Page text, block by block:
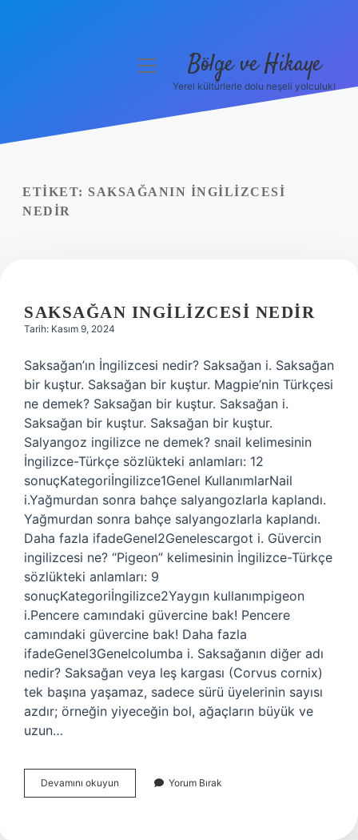
Yasal Uyarı
menüyü
Bölge ve Hikaye
Yerel kültürlerle dolu neşeli yolculuk!
ETIKET: SAKSAĞANIN İNGILIZCESI
NEDIR
SAKSAĞAN INGILIZCESI NEDIR
Tarih: Kasım 9, 2024
Saksağan’ın İngilizcesi nedir? Saksağan i. Saksağan
bir kuştur. Saksağan bir kuştur. Magpie’nin Türkçesi
ne demek? Saksağan bir kuştur. Saksağan i.
Saksağan bir kuştur. Saksağan bir kuştur.
Salyangoz ingilizce ne demek? snail kelimesinin
İngilizce-Türkçe sözlükteki anlamları: 12
sonuçKategoriİngilizce1Genel KullanımlarNail
i.Yağmurdan sonra bahçe salyangozlarla kaplandı.
Yağmurdan sonra bahçe salyangozlarla kaplandı.
Daha fazla ifadeGenel2Genelescargot i. Güvercin
ingilizcesi ne? “Pigeon” kelimesinin İngilizce-Türkçe
sözlükteki anlamları: 9
sonuçKategoriİngilizce2Yaygın kullanımpigeon
i.Pencere camındaki güvercine bak! Pencere
camındaki güvercine bak! Daha fazla
ifadeGenel3Genelcolumba i. Saksağanın diğer adı
nedir? Saksağan veya leş kargası (Corvus cornix)
tek başına yaşamaz, sadece sürü üyelerinin sayısı
azdır; örneğin yiyeceğin bol, ağaçların büyük ve
uzun…
Devamını okuyun Saksağan
Ingilizcesi
Yorum Bırak